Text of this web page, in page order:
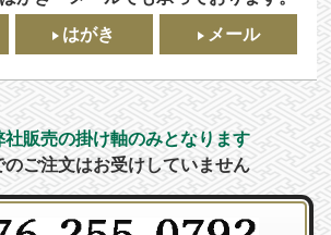
はがき メール
社販売の掛け軸のみとなります
ご注文はお受けしていません